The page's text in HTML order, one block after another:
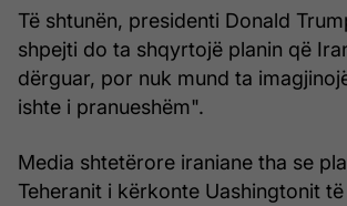
Të shtunën, presidenti Donald
shpejti do ta shqyrtojë planin që
dërguar, por nuk mund ta
ishte i pranueshëm".
Media shtetërore iraniane tha se
Teheranit i kërkonte Uashingtonit